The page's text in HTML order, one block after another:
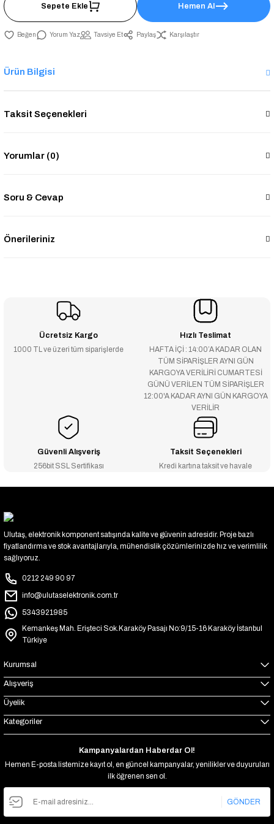
Sepete Ekle Hemen Al
Yorum Yaz Tavsiye Et Paylaş Karşılaştır
Ürün Bilgisi
Taksit Seçenekleri
Yorumlar (0)
Soru & Cevap
Önerileriniz
Ücretsiz Kargo
1000 TL ve üzeri tüm siparişlerde
Hızlı Teslimat
HAFTA İÇİ : 14:00’A KADAR OLAN
TÜM SİPARİŞLER AYNI GÜN
KARGOYA VERİLİRİ CUMARTESİ
GÜNÜ VERİLEN TÜM SİPARİŞLER
12:00'A KADAR AYNI GÜN KARGOYA
VERİLİR
Güvenli Alışveriş
256bit SSL Sertifikası
Taksit Seçenekleri
Kredi kartına taksit ve havale
Ulutaş, elektronik komponent satışında kalite ve güvenin adresidir. Proje bazlı
fiyatlandırma ve stok avantajlarıyla, mühendislik çözümlerinizde hız ve verimlilik
sağlıyoruz.
0212 249 90 97
info@ulutaselektronik.com.tr
5343921985
Kemankeş Mah. Erişteci Sok.Karaköy Pasajı No:9/15-16 Karaköy İstanbul
Türkiye
Kurumsal
Alışveriş
Üyelik
Kategoriler
Kampanyalardan Haberdar Ol!
Hemen E-posta listemize kayıt ol, en güncel kampanyalar, yenilikler ve duyuruları
ilk öğrenen sen ol.
GÖNDER